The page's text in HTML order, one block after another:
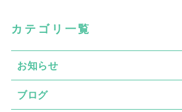
カテゴリ一覧
お知らせ
ブログ